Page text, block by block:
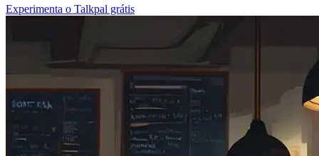
Experimenta o Talkpal grátis